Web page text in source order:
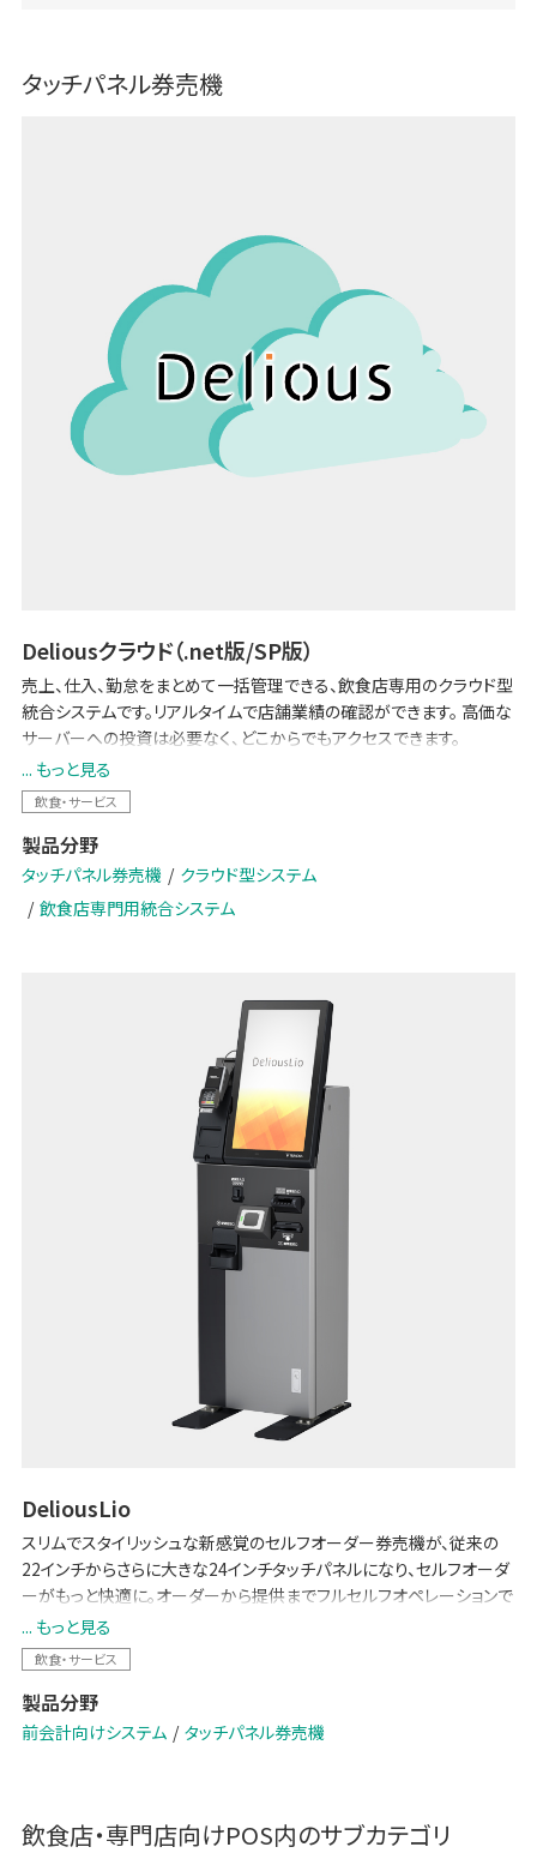
タッチパネル券売機
Deliousクラウド（.net版/SP版）
売上、仕入、勤怠をまとめて一括管理できる、飲食店専用のクラウド型
統合システムです。リアルタイムで店舗業績の確認ができます。 高価な
サーバーへの投資は必要なく、どこからでもアクセスできます。
【2024 改刷・新紙幣対応】
... もっと見る
飲食・サービス
製品分野
タッチパネル券売機
クラウド型システム
飲食店専門用統合システム
DeliousLio
スリムでスタイリッシュな新感覚のセルフオーダー券売機が、従来の
22インチからさらに大きな24インチタッチパネルになり、セルフオーダ
ーがもっと快適に。オーダーから提供までフルセルフオペレーションで
完結し、飲食店におけるDXを実現します。キャッシュレス専用タイプ、1
円・5円が使えるタイプもあります。
非対面・非接触型の精算で、新型コロナウイルス感染拡大防止にも貢
献します。
... もっと見る
飲食・サービス
製品分野
前会計向けシステム タッチパネル券売機
飲食店・専門店向けPOS内のサブカテゴリ